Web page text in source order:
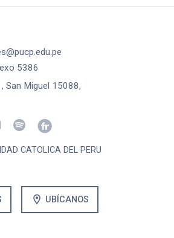
5386
San Miguel 15088,
CATOLICA DEL PERU
location_on UBÍCANOS